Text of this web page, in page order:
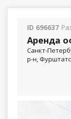
ID 696637
Аренда
Санкт-
р-н,